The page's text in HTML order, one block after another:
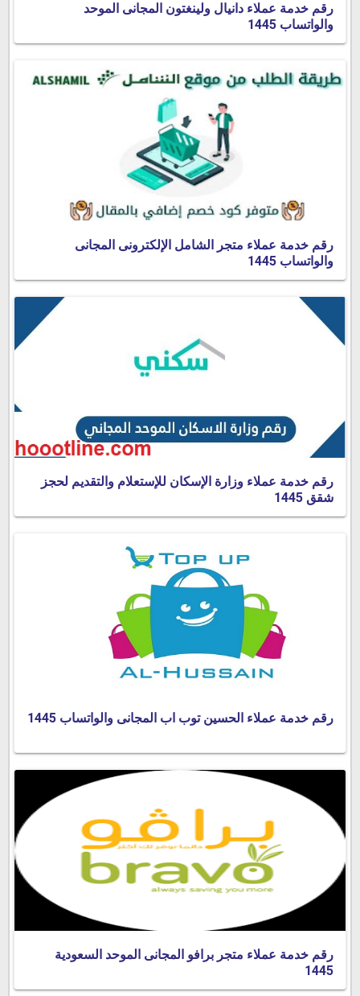
رقم خدمة عملاء دانيال ولينغتون المجانى الموحد
والواتساب 1445
رقم خدمة عملاء متجر الشامل الإلكترونى المجانى
والواتساب 1445
رقم خدمة عملاء وزارة الإسكان للإستعلام والتقديم لحجز
شقق 1445
رقم خدمة عملاء الحسين توب اب المجانى والواتساب 1445
رقم خدمة عملاء متجر برافو المجانى الموحد السعودية
1445